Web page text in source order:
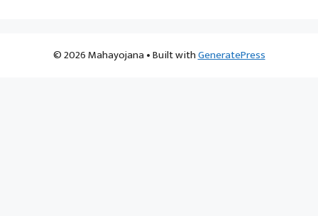
© 2026 Mahayojana • Built withGeneratePress